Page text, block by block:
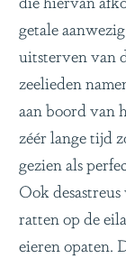
getale
uitsterven van
zeelieden
aan boord van
zéér lange tijd
gezien als
Ook
ratten op de
eieren opaten.